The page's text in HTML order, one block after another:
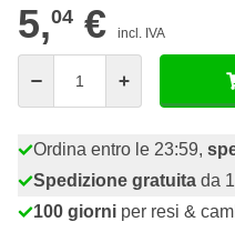
5,04 € incl. IVA
Ordina entro le 23:59,
Spedizione gratuita da
100 giorni per resi &